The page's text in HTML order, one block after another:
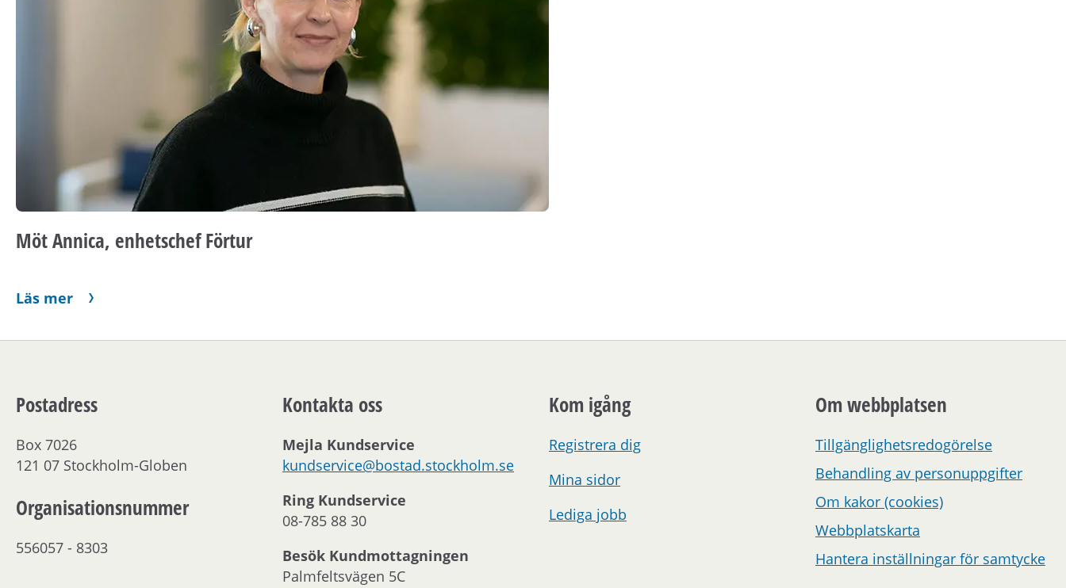
Möt Annica, enhetschef Förtur
Läs mer
Postadress
Box 7026
121 07 Stockholm-Globen
Organisationsnummer
556057 - 8303
Kontakta oss
Mejla Kundservice
kundservice@bostad.stockholm.se
Ring Kundservice
08-785 88 30
Besök Kundmottagningen
Palmfeltsvägen 5C
Kom igång
Registrera dig
Mina sidor
Lediga jobb
Om webbplatsen
Tillgänglighetsredogörelse
Behandling av personuppgifter
Om kakor (cookies)
Webbplatskarta
Hantera inställningar för samtycke